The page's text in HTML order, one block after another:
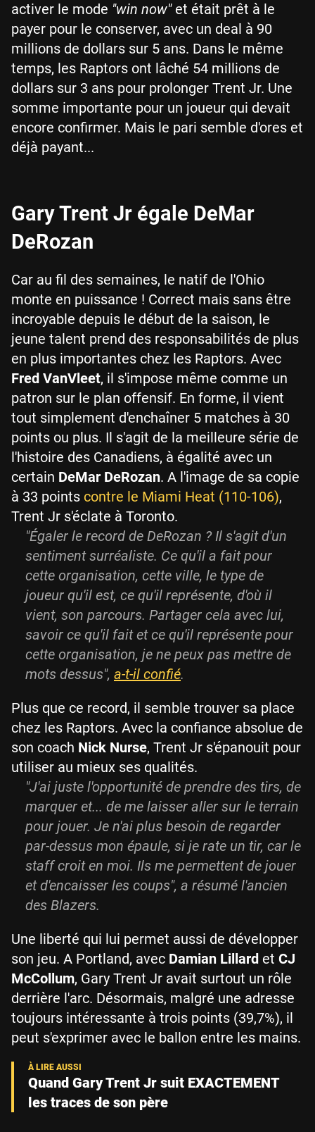
activer le mode "win now" et était prêt à le
payer pour le conserver, avec un deal à 90
millions de dollars sur 5 ans. Dans le même
temps, les Raptors ont lâché 54 millions de
dollars sur 3 ans pour prolonger Trent Jr. Une
somme importante pour un joueur qui devait
encore confirmer. Mais le pari semble d'ores et
déjà payant...
Gary Trent Jr égale DeMar
DeRozan
Car au fil des semaines, le natif de l'Ohio
monte en puissance ! Correct mais sans être
incroyable depuis le début de la saison, le
jeune talent prend des responsabilités de plus
en plus importantes chez les Raptors. Avec
Fred VanVleet, il s'impose même comme un
patron sur le plan offensif. En forme, il vient
tout simplement d'enchaîner 5 matches à 30
points ou plus. Il s'agit de la meilleure série de
l'histoire des Canadiens, à égalité avec un
certain DeMar DeRozan. A l'image de sa copie
à 33 points contre le Miami Heat (110-106),
Trent Jr s'éclate à Toronto.
"Égaler le record de DeRozan ? Il s'agit d'un
sentiment surréaliste. Ce qu'il a fait pour
cette organisation, cette ville, le type de
joueur qu'il est, ce qu'il représente, d'où il
vient, son parcours. Partager cela avec lui,
savoir ce qu'il fait et ce qu'il représente pour
cette organisation, je ne peux pas mettre de
mots dessus", a-t-il confié.
Plus que ce record, il semble trouver sa place
chez les Raptors. Avec la confiance absolue de
son coach Nick Nurse, Trent Jr s'épanouit pour
utiliser au mieux ses qualités.
"J'ai juste l'opportunité de prendre des tirs, de
marquer et... de me laisser aller sur le terrain
pour jouer. Je n'ai plus besoin de regarder
par-dessus mon épaule, si je rate un tir, car le
staff croit en moi. Ils me permettent de jouer
et d'encaisser les coups", a résumé l'ancien
des Blazers.
Une liberté qui lui permet aussi de développer
son jeu. A Portland, avec Damian Lillard et CJ
McCollum, Gary Trent Jr avait surtout un rôle
derrière l'arc. Désormais, malgré une adresse
toujours intéressante à trois points (39,7%), il
peut s'exprimer avec le ballon entre les mains.
Quand Gary Trent Jr suit EXACTEMENT
les traces de son père